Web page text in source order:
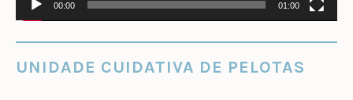
00:00 01:00
UNIDADE CUIDATIVA DE PELOTAS